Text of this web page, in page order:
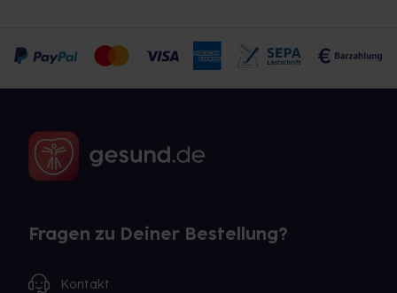
Fragen zu Deiner Bestellung?
Kontakt